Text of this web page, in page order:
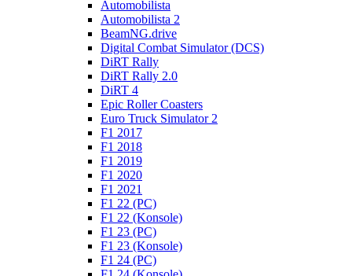
Automobilista
Automobilista 2
BeamNG.drive
Digital Combat Simulator (DCS)
DiRT Rally
DiRT Rally 2.0
DiRT 4
Epic Roller Coasters
Euro Truck Simulator 2
F1 2017
F1 2018
F1 2019
F1 2020
F1 2021
F1 22 (PC)
F1 22 (Konsole)
F1 23 (PC)
F1 23 (Konsole)
F1 24 (PC)